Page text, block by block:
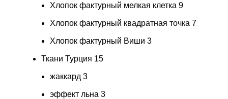
Хлопок фактурный мелкая клетка 9
Хлопок фактурный квадратная точка 7
Хлопок фактурный Виши 3
Ткани Турция 15
жаккард 3
эффект льна 3